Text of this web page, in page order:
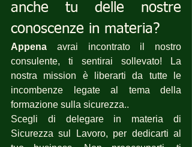
anche tu delle nostre
conoscenze in materia?
Appena avrai incontrato il nostro
consulente, ti sentirai sollevato! La
nostra mission è liberarti da tutte le
incombenze legate al tema della
formazione sulla sicurezza..
Scegli di delegare in materia di
Sicurezza sul Lavoro, per dedicarti al